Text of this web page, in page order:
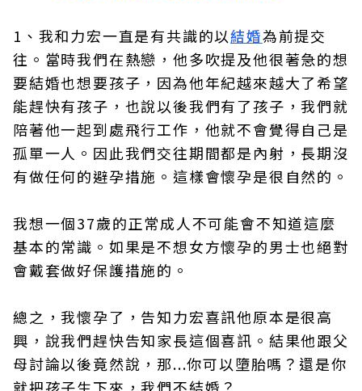
1、我和力宏一直是有共識的以結婚為前提交
往。當時我們在熱戀，他多吹提及他很著急的想
要結婚也想要孩子，因為他年紀越來越大了希望
能趕快有孩子，也說以後我們有了孩子，我們就
陪著他一起到處飛行工作，他就不會覺得自己是
孤單一人。因此我們交往期間都是內射，長期沒
有做任何的避孕措施。這樣會懷孕是很自然的。
我想一個37歲的正常成人不可能會不知道這麼
基本的常識。如果是不想女方懷孕的男士也絕對
會戴套做好保護措施的。
總之，我懷孕了，告知力宏喜訊他原本是很高
興，說我們趕快告知家長這個喜訊。結果他跟父
母討論以後竟然說，那...你可以墮胎嗎？還是你
就把孩子生下來，我們不結婚？